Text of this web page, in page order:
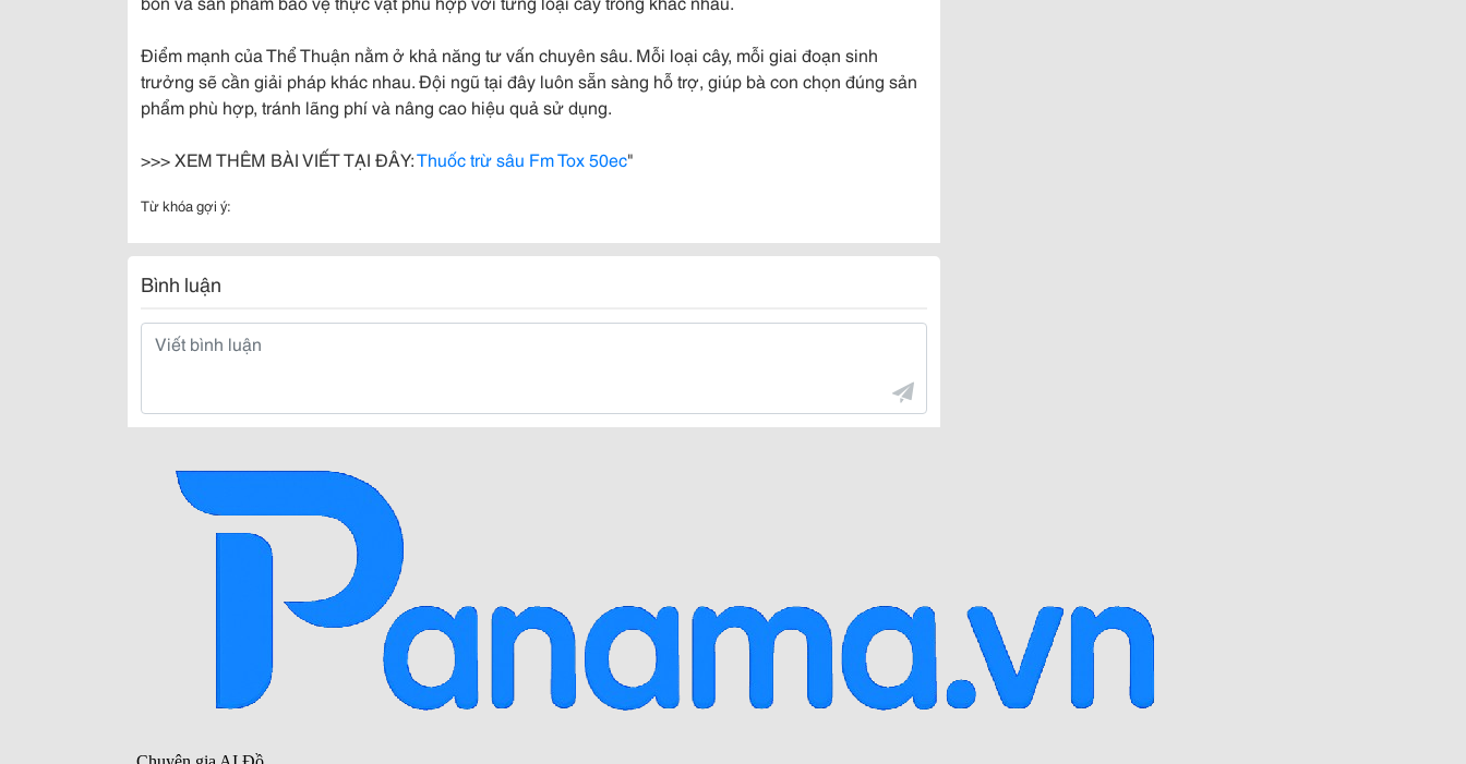
Điểm mạnh của Thể Thuận nằm ở khả năng tư vấn chuyên sâu. Mỗi loại cây, mỗi giai đoạn sinh
trưởng sẽ cần giải pháp khác nhau. Đội ngũ tại đây luôn sẵn sàng hỗ trợ, giúp bà con chọn đúng sản
phẩm phù hợp, tránh lãng phí và nâng cao hiệu quả sử dụng.
>>> XEM THÊM BÀI VIẾT TẠI ĐÂY:Thuốc trừ sâu Fm Tox 50ec"
Từ khóa gợi ý:
Bình luận